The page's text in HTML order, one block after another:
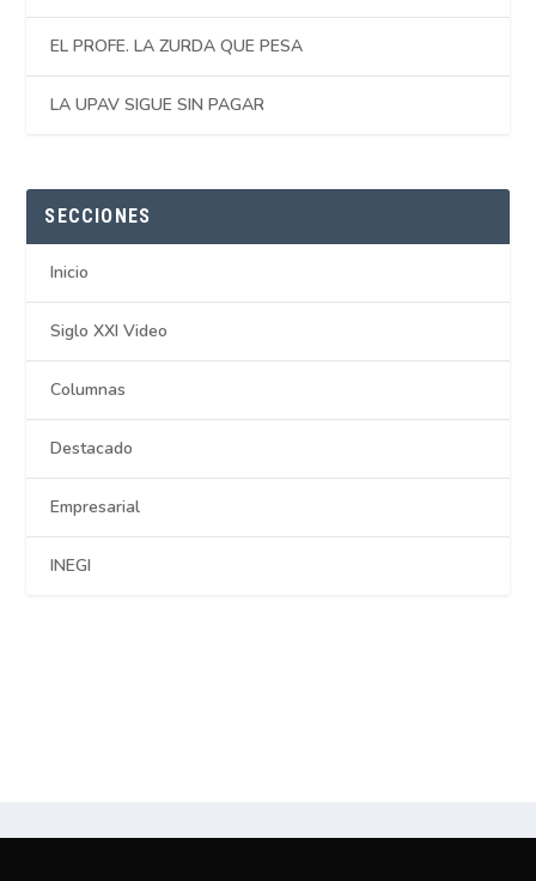
EL PROFE. LA ZURDA QUE PESA
LA UPAV SIGUE SIN PAGAR
SECCIONES
Inicio
Siglo XXI Video
Columnas
Destacado
Empresarial
INEGI